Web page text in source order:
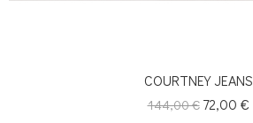
COURTNEY JEANS
Κανονική
144,00 € Τιμή
72,00 €